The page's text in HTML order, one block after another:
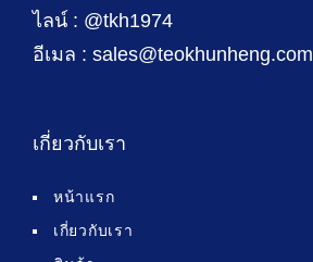
ไลน์ : @tkh1974
อีเมล : sales@teokhunheng.com
เกี่ยวกับเรา
หน้าแรก
เกี่ยวกับเรา